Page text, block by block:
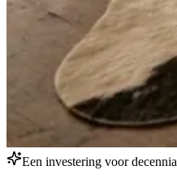
Een investering voor decennia